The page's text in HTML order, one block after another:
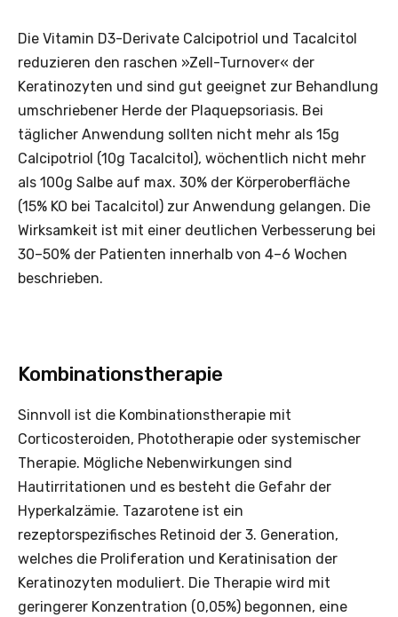
Die Vitamin D3-Derivate Calcipotriol und Tacalcitol
reduzieren den raschen »Zell-Turnover« der
Keratinozyten und sind gut geeignet zur Behandlung
umschriebener Herde der Plaquepsoriasis. Bei
täglicher Anwendung sollten nicht mehr als 15g
Calcipotriol (10g Tacalcitol), wöchentlich nicht mehr
als 100g Salbe auf max. 30% der Körperoberfläche
(15% KO bei Tacalcitol) zur Anwendung gelangen. Die
Wirksamkeit ist mit einer deutlichen Verbesserung bei
30–50% der Patienten innerhalb von 4–6 Wochen
beschrieben.
Kombinationstherapie
Sinnvoll ist die Kombinationstherapie mit
Corticosteroiden, Phototherapie oder systemischer
Therapie. Mögliche Nebenwirkungen sind
Hautirritationen und es ­besteht die Gefahr der
Hyper­kalz­ämie. Tazarotene ist ein
rezeptorspezifisches Retinoid der 3. Generation,
welches die Proliferation und Keratinisation der
Keratinozyten moduliert. Die Therapie wird mit
geringerer Konzentration (0,05%) begonnen, eine